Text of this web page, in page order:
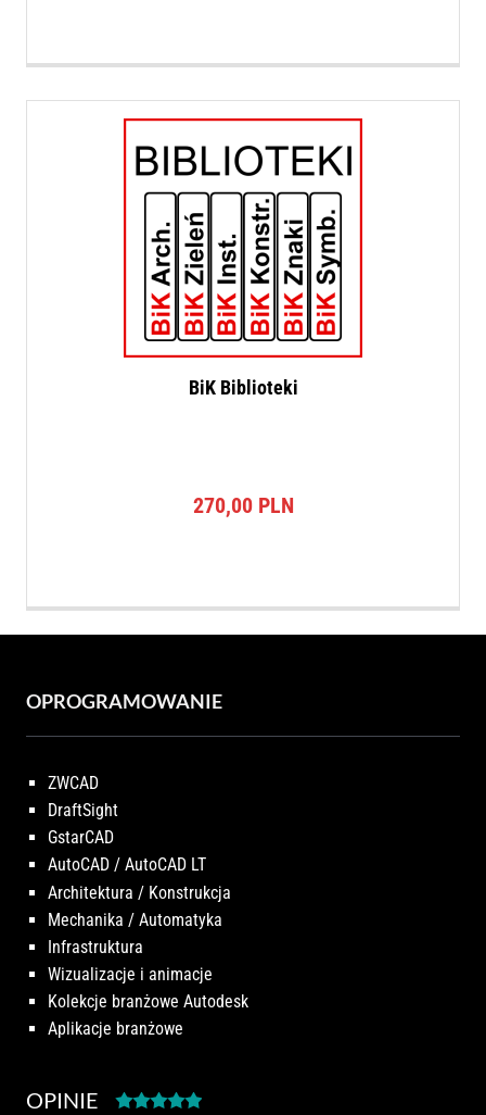
BiK Biblioteki
270,00 PLN
OPROGRAMOWANIE
ZWCAD
DraftSight
GstarCAD
AutoCAD / AutoCAD LT
Architektura / Konstrukcja
Mechanika / Automatyka
Infrastruktura
Wizualizacje i animacje
Kolekcje branżowe Autodesk
Aplikacje branżowe
OPINIE